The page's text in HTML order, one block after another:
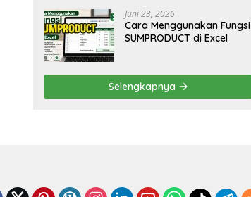
Juni 23, 2026
Cara Menggunakan Fungsi
SUMPRODUCT di Excel
Selengkapnya